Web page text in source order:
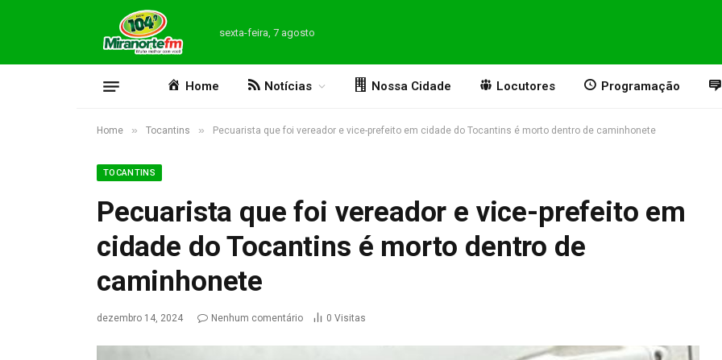
sexta-feira, 7 agosto
Home Notícias Nossa Cidade Locutores Programação
Home » Tocantins » Pecuarista que foi vereador e vice-prefeito em cidade do Tocantins é morto dentro de caminhonete
TOCANTINS
Pecuarista que foi vereador e vice-prefeito em
cidade do Tocantins é morto dentro de
caminhonete
dezembro 14, 2024 Nenhum comentário 0 Visitas